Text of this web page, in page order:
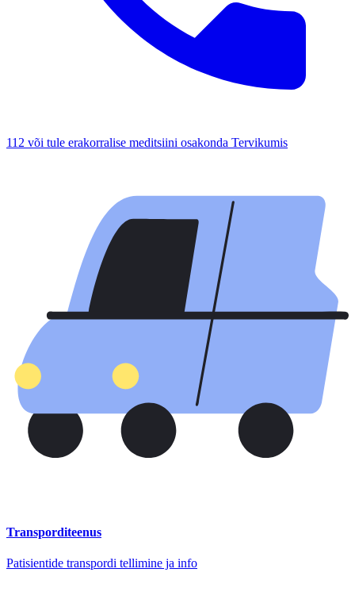
112 või tule erakorralise meditsiini osakonda Tervikumis
Transporditeenus
Patisientide transpordi tellimine ja info